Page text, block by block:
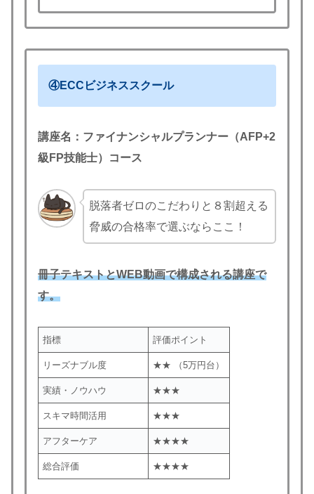
④ECCビジネススクール
講座名： ファイナンシャルプランナー（AFP+2
級FP技能士）コース
脱落者ゼロのこだわりと８割超える
脅威の合格率で選ぶならここ！
冊子テキストとWEB動画で構成される講座で
す。
指標 評価ポイント
リーズナブル度 ★★ （5万円台）
実績・ノウハウ ★★★
スキマ時間活用 ★★★
アフターケア ★★★★
総合評価 ★★★★